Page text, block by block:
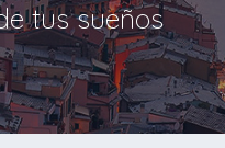
tus sueños